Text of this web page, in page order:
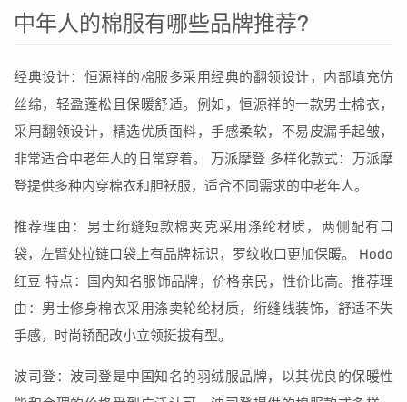
中年人的棉服有哪些品牌推荐?
经典设计：恒源祥的棉服多采用经典的翻领设计，内部填充仿
丝绵，轻盈蓬松且保暖舒适。例如，恒源祥的一款男士棉衣，
采用翻领设计，精选优质面料，手感柔软，不易皮漏手起皱，
非常适合中老年人的日常穿着。 万派摩登 多样化款式：万派摩
登提供多种内穿棉衣和胆袄服，适合不同需求的中老年人。
推荐理由：男士绗缝短款棉夹克采用涤纶材质，两侧配有口
袋，左臂处拉链口袋上有品牌标识，罗纹收口更加保暖。 Hodo
红豆 特点：国内知名服饰品牌，价格亲民，性价比高。推荐理
由：男士修身棉衣采用涤卖轮纶材质，绗缝线装饰，舒适不失
手感，时尚轿配改小立领挺拔有型。
波司登：波司登是中国知名的羽绒服品牌，以其优良的保暖性